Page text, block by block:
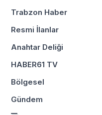
Trabzon Haber
Resmi İlanlar
Anahtar Deliği
HABER61 TV
Bölgesel
Gündem